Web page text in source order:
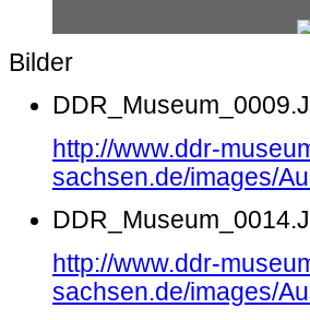
Bilder
http://www.ddr-
sachsen.de/images/
http://www.ddr-
sachsen.de/images/